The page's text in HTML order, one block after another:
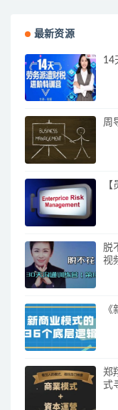
最新资源
14
周
脱
视
郑
式